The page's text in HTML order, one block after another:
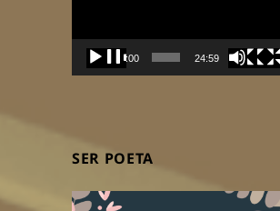
00:00 24:59
SER POETA